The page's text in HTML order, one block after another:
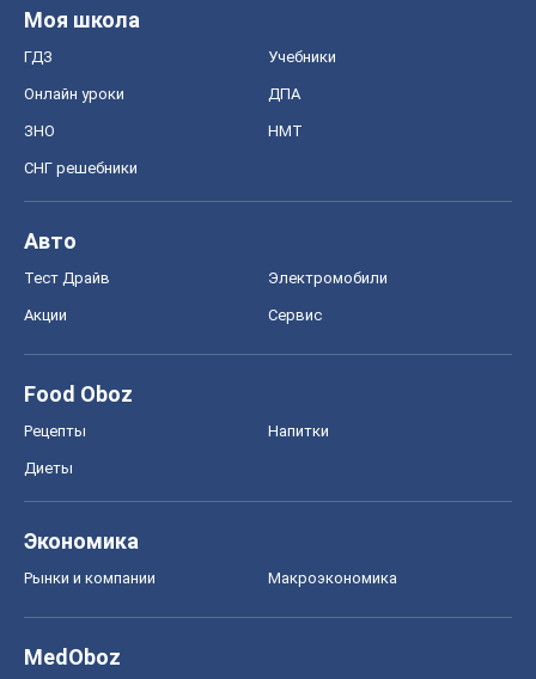
Моя школа
ГДЗ Учебники
Онлайн уроки ДПА
ЗНО НМТ
СНГ решебники
Авто
Тест Драйв Электромобили
Акции Сервис
Food Oboz
Рецепты Напитки
Диеты
Экономика
Рынки и компании Mакроэкономика
MedOboz